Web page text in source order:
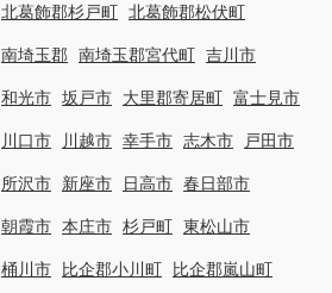
北葛飾郡杉戸町 北葛飾郡松伏町
南埼玉郡 南埼玉郡宮代町 吉川市
和光市 坂戸市 大里郡寄居町 富士見市
川口市 川越市 幸手市 志木市 戸田市
所沢市 新座市 日高市 春日部市
朝霞市 本庄市 杉戸町 東松山市
桶川市 比企郡小川町 比企郡嵐山町